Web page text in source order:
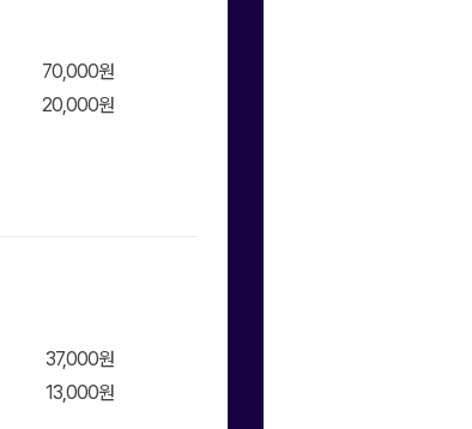
70,000원
20,000원
37,000원
13,000원